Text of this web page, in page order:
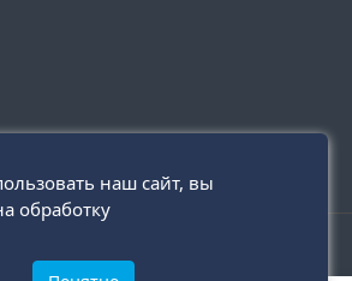
— интернет-магазин сантехники
наш сайт, вы
обработку